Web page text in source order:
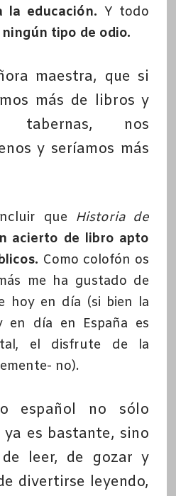
la educación. Y todo
tipo de odio.
maestra, que si
más de libros y
tabernas, nos
y seríamos más
que Historia de
acierto de libro apto
Como colofón os
me ha gustado de
hoy en día (si bien la
en día en España es
el disfrute de la
no).
español no sólo
ya es bastante, sino
leer, de gozar y
divertirse leyendo,